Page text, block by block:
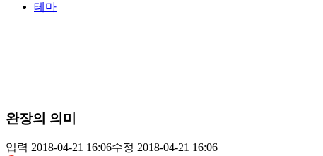
테마
완장의 의미
입력 2018-04-21 16:06수정 2018-04-21 16:06